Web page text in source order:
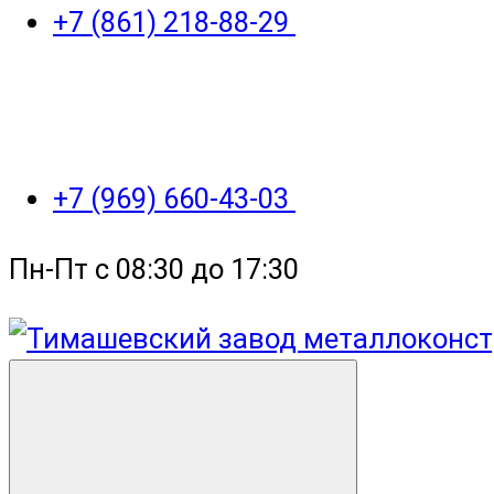
+7 (861) 218-88-29
+7 (969) 660-43-03
Пн-Пт с 08:30 до 17:30